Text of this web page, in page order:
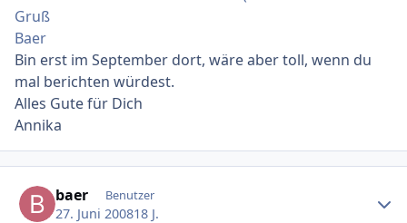
Gruß
Baer
Bin erst im September dort, wäre aber toll, wenn du
mal berichten würdest.
Alles Gute für Dich
Annika
baer Benutzer
27. Juni 200818 J.